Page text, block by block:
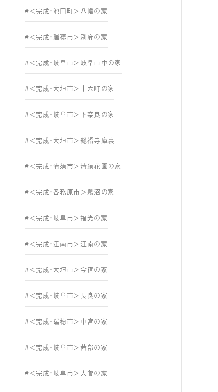
#＜完成・池田町＞八幡の家
#＜完成・瑞穂市＞別府の家
#＜完成・岐阜市＞岐阜市中の家
#＜完成・大垣市＞十六町の家
#＜完成・岐阜市＞下奈良の家
#＜完成・大垣市＞総福寺庫裏
#＜完成・清須市＞清須花園の家
#＜完成・各務原市＞鵜沼の家
#＜完成・岐阜市＞福光の家
#＜完成・江南市＞江南の家
#＜完成・大垣市＞今宿の家
#＜完成・岐阜市＞長良の家
#＜完成・瑞穂市＞中宮の家
#＜完成・岐阜市＞茜部の家
#＜完成・岐阜市＞大菅の家